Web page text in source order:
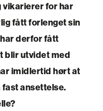
vikarierer for har
fått forlenget sin
derfor fått
blir utvidet med
imidlertid hørt at
ansettelse.